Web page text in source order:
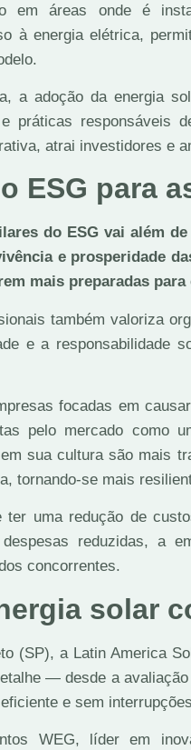
em áreas onde é
à energia elétrica,
a adoção da energia
práticas responsáveis
atrai investidores e
ESG para
do ESG vai além
e prosperidade
mais preparadas
também valoriza
e a responsabilidade
focadas em
pelo mercado como
sua cultura são mais
tornando-se mais
ter uma redução de
reduzidas, a
concorrentes.
solar
(SP), a Latin America
— desde a
e sem
WEG, líder em